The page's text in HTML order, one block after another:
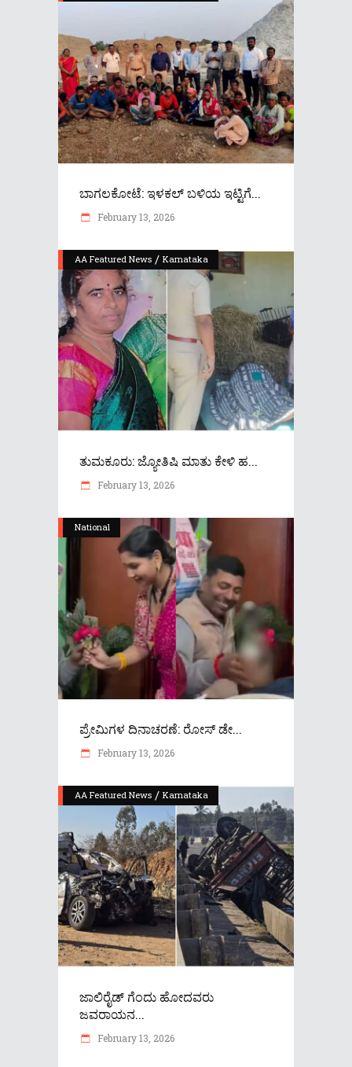
ಬಾಗಲಕೋಟೆ: ಇಳಕಲ್ ಬಳಿಯ ಇಟ್ಟಿಗೆ...
February 13, 2026
AA Featured News / Karnataka
ತುಮಕೂರು: ಜ್ಯೋತಿಷಿ ಮಾತು ಕೇಳಿ ಹ...
February 13, 2026
National
ಪ್ರೇಮಿಗಳ ದಿನಾಚರಣೆ: ರೋಸ್​​ ಡೇ...
February 13, 2026
AA Featured News / Karnataka
ಜಾಲಿರೈಡ್ ಗೆಂದು ಹೋದವರು
ಜವರಾಯನ...
February 13, 2026